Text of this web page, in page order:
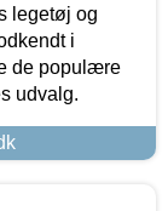
legetøj og
i
de populære
udvalg.